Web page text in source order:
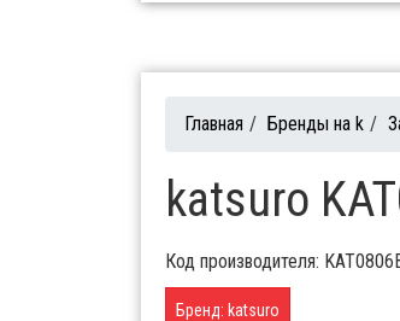
Главная / Бренды на k /
katsuro
Код производителя:
Бренд: katsuro